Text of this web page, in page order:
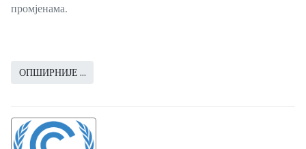
промјенама.
ОПШИРНИЈЕ …